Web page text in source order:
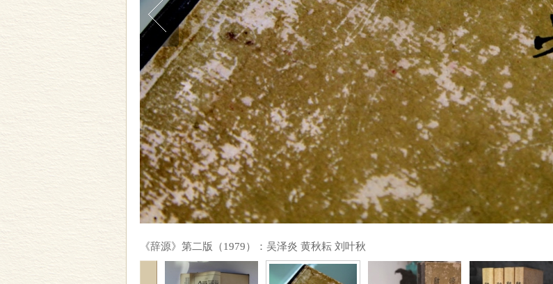
《辞源》第二版（1979）：吴泽炎 黄秋耘 刘叶秋